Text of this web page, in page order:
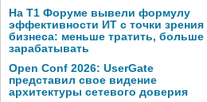
На Т1 Форуме вывели формулу
эффективности ИТ с точки зрения
бизнеса: меньше тратить, больше
зарабатывать
Open Conf 2026: UserGate
представил свое видение
архитектуры сетевого доверия